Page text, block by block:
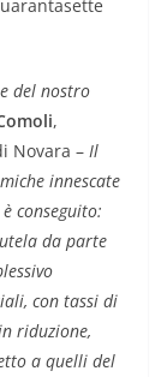
del nostro
,
Novara – Il
innescate
conseguito:
da parte
con tassi di
riduzione,
a quelli del